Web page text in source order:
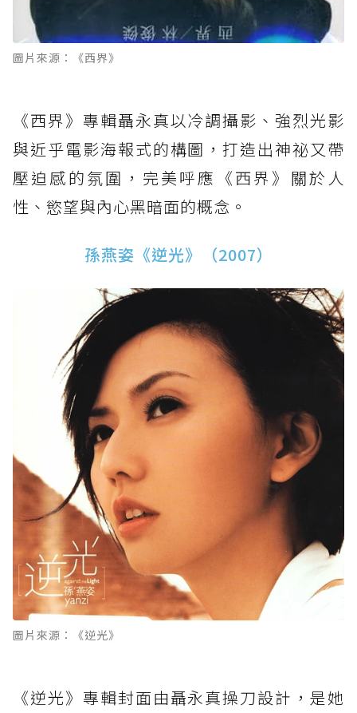
圖片來源：《西界》
《西界》專輯聶永真以冷調攝影、強烈光影
與近乎電影海報式的構圖，打造出神祕又帶
壓迫感的氛圍，完美呼應《西界》關於人
性、慾望與內心黑暗面的概念。
孫燕姿《逆光》（2007）
圖片來源：《逆光》
《逆光》專輯封面由聶永真操刀設計，是她